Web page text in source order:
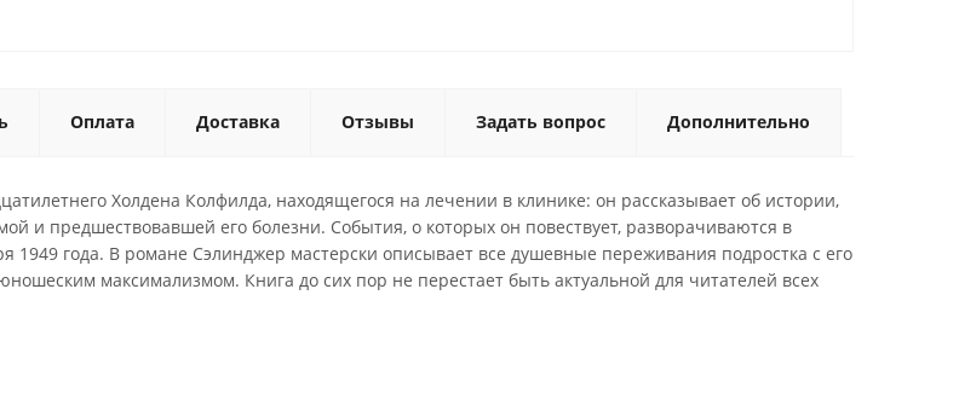
Оплата Доставка Отзывы Задать вопрос Дополнительно
Холдена Колфилда, находящегося на лечении в клинике: он рассказывает об истории,
и предшествовавшей его болезни. События, о которых он повествует, разворачиваются в
1949 года. В романе Сэлинджер мастерски описывает все душевные переживания подростка с его
максимализмом. Книга до сих пор не перестает быть актуальной для читателей всех